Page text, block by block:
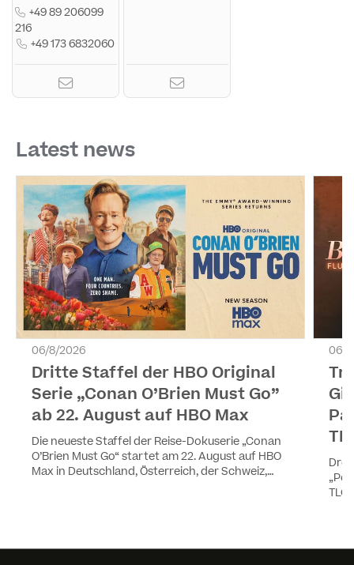
+49 89 206099
216
+49 173 6832060
Latest news
06/8/2026
Dritte Staffel der HBO Original
Serie „Conan O’Brien Must Go”
ab 22. August auf HBO Max
Die neueste Staffel der Reise-Dokuserie „Conan
O’Brien Must Go“ startet am 22. August auf HBO
Max in Deutschland, Österreich, der Schweiz,
06/
TLC